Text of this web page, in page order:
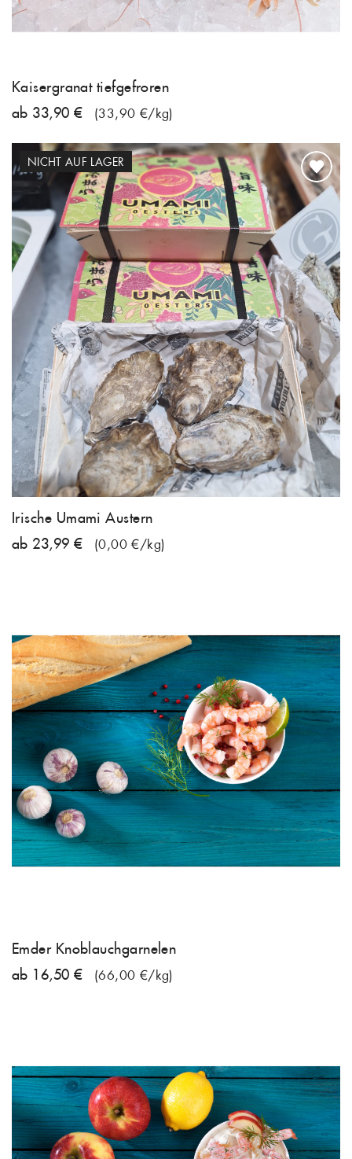
Kaisergranat tiefgefroren
ab 33,90 €
(33,90 €/kg)
NICHT AUF LAGER
Irische Umami Austern
ab 23,99 €
(0,00 €/kg)
Emder Knoblauchgarnelen
ab 16,50 €
(66,00 €/kg)